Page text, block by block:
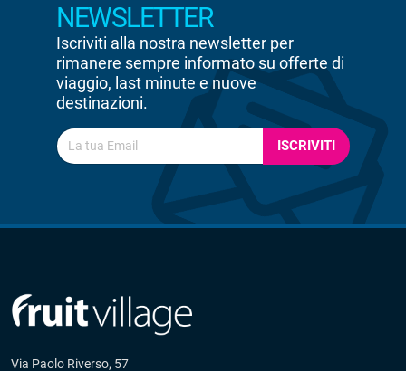
NEWSLETTER
Iscriviti alla nostra newsletter per
rimanere sempre informato su offerte di
viaggio, last minute e nuove
destinazioni.
ISCRIVITI
Via Paolo Riverso, 57